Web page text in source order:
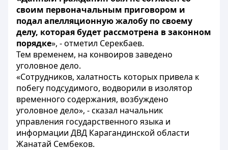
своим первоначальным приговором и
подал апелляционную жалобу по своему
делу, которая будет рассмотрена в законном
порядке», - отметил Серекбаев.
Тем временем, на конвоиров заведено
уголовное дело.
«Сотрудников, халатность которых привела к
побегу подсудимого, водворили в изолятор
временного содержания, возбуждено
уголовное дело», - сказал начальник
управления государственного языка и
информации ДВД Карагандинской области
Жанатай Сембеков.